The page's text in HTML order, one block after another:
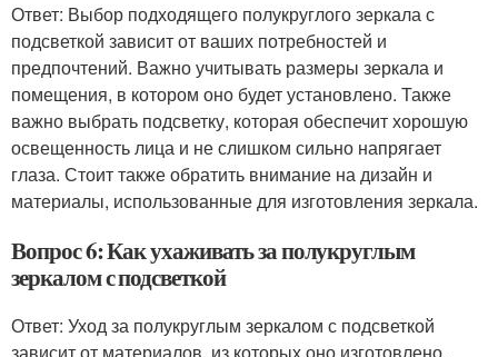
Ответ: Выбор подходящего полукруглого зеркала с
подсветкой зависит от ваших потребностей и
предпочтений. Важно учитывать размеры зеркала и
помещения, в котором оно будет установлено. Также
важно выбрать подсветку, которая обеспечит хорошую
освещенность лица и не слишком сильно напрягает
глаза. Стоит также обратить внимание на дизайн и
материалы, использованные для изготовления зеркала.
Вопрос 6: Как ухаживать за полукруглым
зеркалом с подсветкой
Ответ: Уход за полукруглым зеркалом с подсветкой